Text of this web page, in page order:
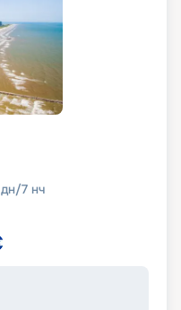
дн/7 нч